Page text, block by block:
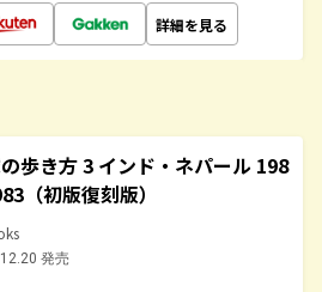
詳細を見る
歩き方 3 インド・ネパール 198
（初版復刻版）
発売